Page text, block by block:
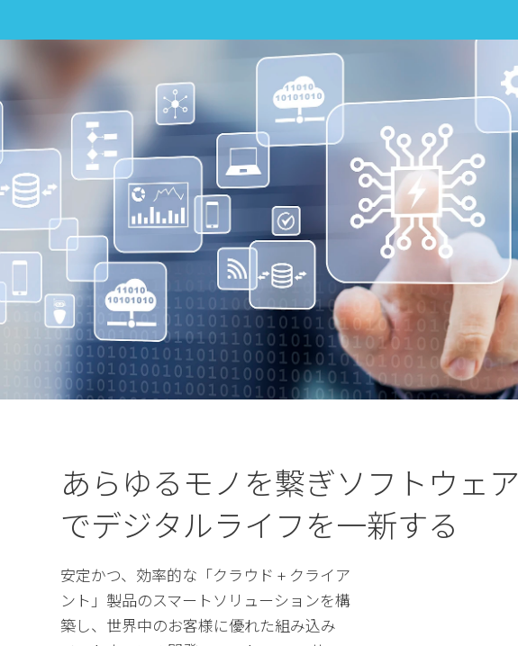
あらゆるモノを繋ぎソフトウェア
でデジタルライフを一新する
安定かつ、効率的な「クラウド + クライア
ント」製品のスマートソリューションを構
築し、世界中のお客様に優れた組み込み